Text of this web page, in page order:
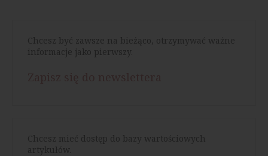
Chcesz być zawsze na bieżąco, otrzymywać ważne
informacje jako pierwszy.
Chcesz mieć dostęp do bazy wartościowych
artykułów.